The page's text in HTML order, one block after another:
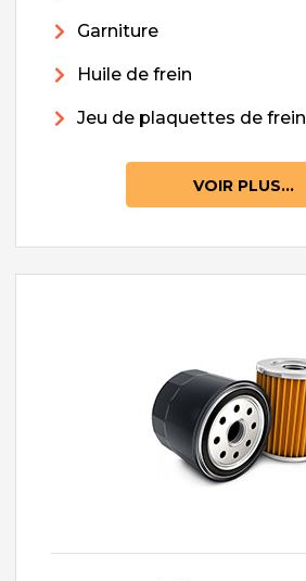
Garniture
Huile de frein
Jeu de plaquettes de frein
VOIR PLUS...